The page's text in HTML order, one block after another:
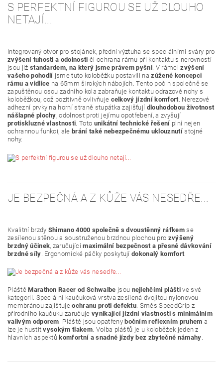
S PERFEKTNÍ FIGUROU SE UŽ DLOUHO
NETAJÍ...
Integrovaný otvor pro stojánek, přední výztuha se speciálními sváry pro
zvýšení tuhosti a odolnosti či ochrana rámu při kontaktu s nerovností
jsou již standardem, na který jsme právem pyšni . V rámcizvýšení
vašeho pohodlí jsme tuto koloběžku postavili nazúžené koncepci
rámu a vidlice na 65mm širokých nábojích. Tento počin společně se
zapuštěnou osou zadního kola zabraňuje kontaktu odrazové nohy s
koloběžkou, což pozitivně ovlivňuje celkový jízdní komfort . Nerezové
adhezní prvky na horní straně stupátka zajišťují dlouhodobou životnost
nášlapné plochy, odolnost proti jejímu opotřebení, a zvyšují
protiskluzné vlastnosti . Toto unikátní technické řešení plní nejen
ochrannou funkci, ale brání také nebezpečnému uklouznutístojné
nohy.
JE BEZPEČNÁ A Z KŮŽE VÁS NESEDŘE...
Kvalitní brzdy Shimano 4000 společně s dvoustěnný ráfkemse
zesílenou stěnou a soustruženou brzdnou plochou pro zvýšený
brzdný účinek, zaručujícímaximální bezpečnost a přesné dávkování
brzdné síly . Ergonomické páčky poskytujídokonalý komfort
PláštěMarathon Racer od Schwalbe jsou nejlehčími pláštive své
kategorii. Speciální kaučuková vrstva zesílená dvojitou nylonovou
membránou zajišťujeochranu proti defektu. Směs SpeedGrip z
přírodního kaučuku zaručuje vynikající jízdní vlastnosti s minimálním
valivým odporem. Pláště jsou opatřeny bočním reflexním pruhem a
lze je hustitvysokým tlakem. Volba plášťů je u koloběžek jeden z
hlavních aspektů komfortní a snadné jízdy bez zbytečné námahy.